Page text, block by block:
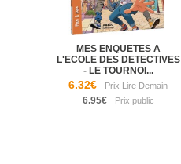
MES ENQUETES A
L'ECOLE DES DETECTIVES
- LE TOURNOI...
6.32€
6.95€